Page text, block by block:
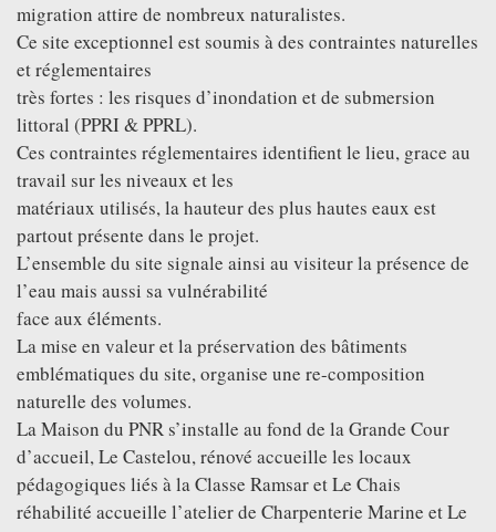
migration attire de nombreux naturalistes.
Ce site exceptionnel est soumis à des contraintes naturelles
et réglementaires
très fortes : les risques d’inondation et de submersion
littoral (PPRI & PPRL).
Ces contraintes réglementaires identifient le lieu, grace au
travail sur les niveaux et les
matériaux utilisés, la hauteur des plus hautes eaux est
partout présente dans le projet.
L’ensemble du site signale ainsi au visiteur la présence de
l’eau mais aussi sa vulnérabilité
face aux éléments.
La mise en valeur et la préservation des bâtiments
emblématiques du site, organise une re-composition
naturelle des volumes.
La Maison du PNR s’installe au fond de la Grande Cour
d’accueil, Le Castelou, rénové accueille les locaux
pédagogiques liés à la Classe Ramsar et Le Chais
réhabilité accueille l’atelier de Charpenterie Marine et Le